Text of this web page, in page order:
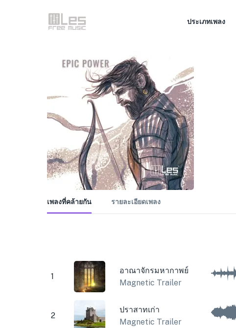
ประเภทเพลง
เพลงที่คล้ายกัน รายละเอียดเพลง
1
อาณาจักรมหากาพย์
Magnetic Trailer
2
ปราสาทเก่า
Magnetic Trailer